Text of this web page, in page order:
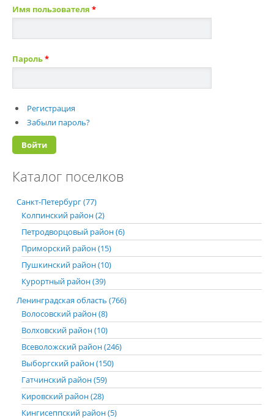
Имя пользователя *
Пароль*
Регистрация
Забыли пароль?
Каталог поселков
Санкт-Петербург (77)
Колпинский район (2)
Петродворцовый район (6)
Приморский район (15)
Пушкинский район (10)
Курортный район (39)
Ленинградская область (766)
Волосовский район (8)
Волховский район (10)
Всеволожский район (246)
Выборгский район (150)
Гатчинский район (59)
Кировский район (28)
Кингисеппский район (5)